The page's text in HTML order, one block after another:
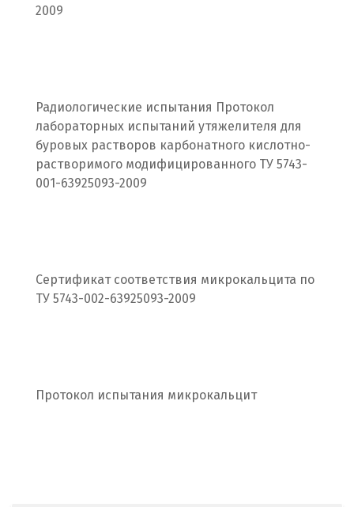
Пушкино
Раменское
Ревда
Реутов
С
Санкт-Петербург
2009
Радиологические испытания Протокол
лабораторных испытаний утяжелителя для
буровых растворов карбонатного кислотно-
растворимого модифицированного ТУ 5743-
001-63925093-2009
Сертификат соответствия микрокальцита по
ТУ 5743-002-63925093-2009
Протокол испытания микрокальцит